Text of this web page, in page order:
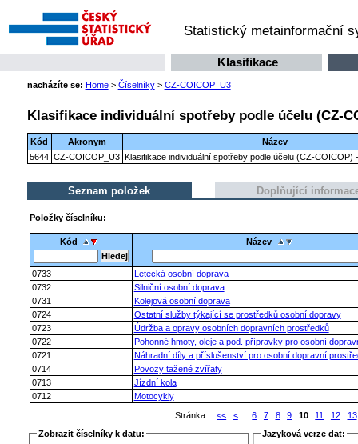
Statistický metainformační
Klasifikace
nacházíte se: Home> Číselníky> CZ-COICOP_U3
Klasifikace individuální spotřeby podle účelu (CZ-
Kód Akronym
Název
5644 CZ-COICOP_U3 Klasifikace individuální spotřeby podle účelu (CZ-COICOP)
Seznam položek Doplňující
Položky číselníku:
Kód Název
0733
Letecká osobní doprava
0732
Silniční osobní doprava
0731
Kolejová osobní doprava
0724
Ostatní služby týkající se prostředků osobní dopravy
0723
Údržba a opravy osobních dopravních prostředků
0722
Pohonné hmoty, oleje a pod. přípravky pro osobní
0721
Náhradní díly a příslušenství pro osobní dopravní
0714
Povozy tažené zvířaty
0713
Jízdní kola
0712
Motocykly
Stránka:
<< <... 6 7 8 9 10 11 12
13
Zobrazit číselníky k datu:
Jazyková verze dat: